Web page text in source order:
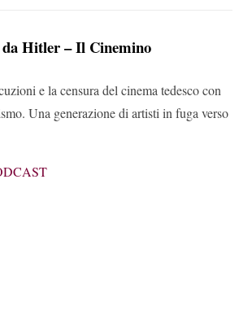
Hitler – Il Cinemino
e la censura del cinema tedesco con
Una generazione di artisti in fuga verso